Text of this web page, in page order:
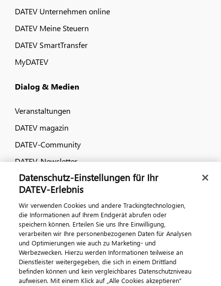
DATEV Unternehmen online
DATEV Meine Steuern
DATEV SmartTransfer
MyDATEV
Dialog & Medien
Veranstaltungen
DATEV magazin
DATEV-Community
DATEV-Newsletter
Kontaktieren Sie uns
ImpressumDatenschutzAGB Kontakt
Datenschutz-Einstellungen für Ihr
DATEV-Erlebnis
Wir verwenden Cookies und andere Trackingtechnologien,
die Informationen auf Ihrem Endgerät abrufen oder
speichern können. Erteilen Sie uns Ihre Einwilligung,
verarbeiten wir Ihre personenbezogenen Daten für Analysen
und Optimierungen wie auch zu Marketing- und
Werbezwecken. Hierzu werden Informationen teilweise an
Dienstleister weitergegeben, die sich in einem Drittland
befinden können und kein vergleichbares Datenschutzniveau
aufweisen. Mit einem Klick auf „Alle Cookies akzeptieren"